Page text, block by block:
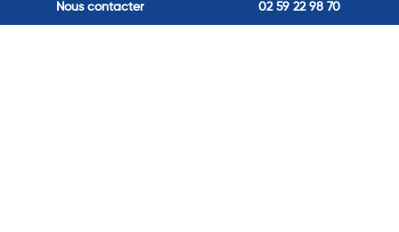
Nous contacter 02 59 22 98 70